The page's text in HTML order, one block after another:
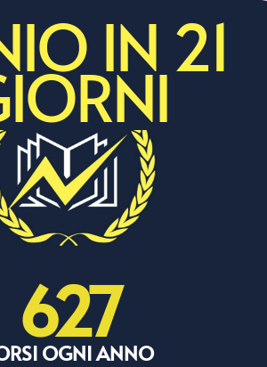
IN 21
OGNI ANNO
627